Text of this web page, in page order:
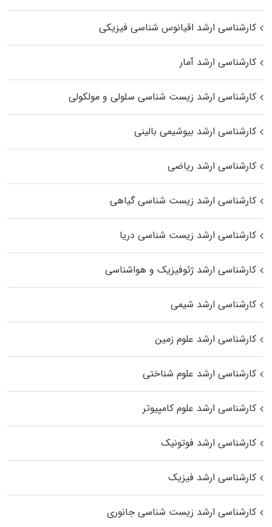
کارشناسی ارشد اقیانوس‌ شناسی فیزیکی
کارشناسی ارشد آمار
کارشناسی ارشد زیست شناسی سلولی و مولکولی
کارشناسی ارشد بیوشیمی بالینی
کارشناسی ارشد ریاضی
کارشناسی ارشد زیست‌ شناسی گیاهی
کارشناسی ارشد زیست‌ شناسی دریا
کارشناسی ارشد ژئوفیزیک و هواشناسی
کارشناسی ارشد شیمی
کارشناسی ارشد علوم زمین
کارشناسی ارشد علوم شناختی
کارشناسی ارشد علوم کامپیوتر
کارشناسی ارشد فوتونیک
کارشناسی ارشد فیزیک
کارشناسی ارشد زیست‌ شناسی جانوری